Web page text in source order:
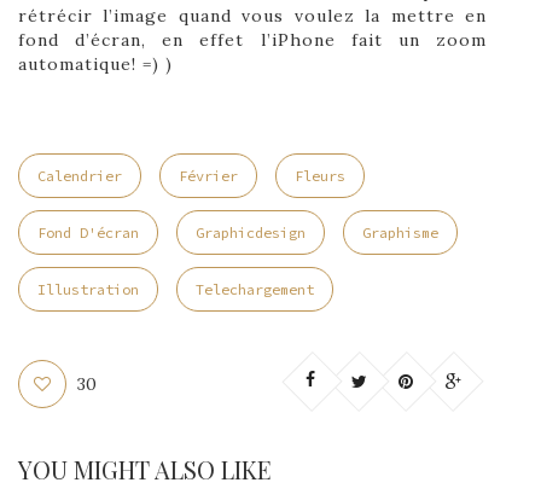
rétrécir l’image quand vous voulez la mettre en
fond d’écran, en effet l’iPhone fait un zoom
automatique! =) )
Calendrier Février Fleurs
Fond D'écran Graphicdesign Graphisme
Illustration Telechargement
30
YOU MIGHT ALSO LIKE